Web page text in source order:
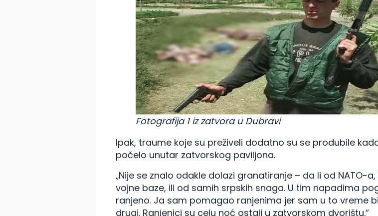
Fotografija 1 iz zatvora u Dubravi
Ipak, traume koje su preživeli dodatno su se produbile
počelo unutar zatvorskog paviljona.
„Nije se znalo odakle dolazi granatiranje – da li od NATO-
vojne baze, ili od samih srpskih snaga. U tim napadima
ranjeno. Ja sam pomagao ranjenima jer sam u to vreme
drugi. Ranjenici su celu noć ostali u zatvorskom dvorištu.“